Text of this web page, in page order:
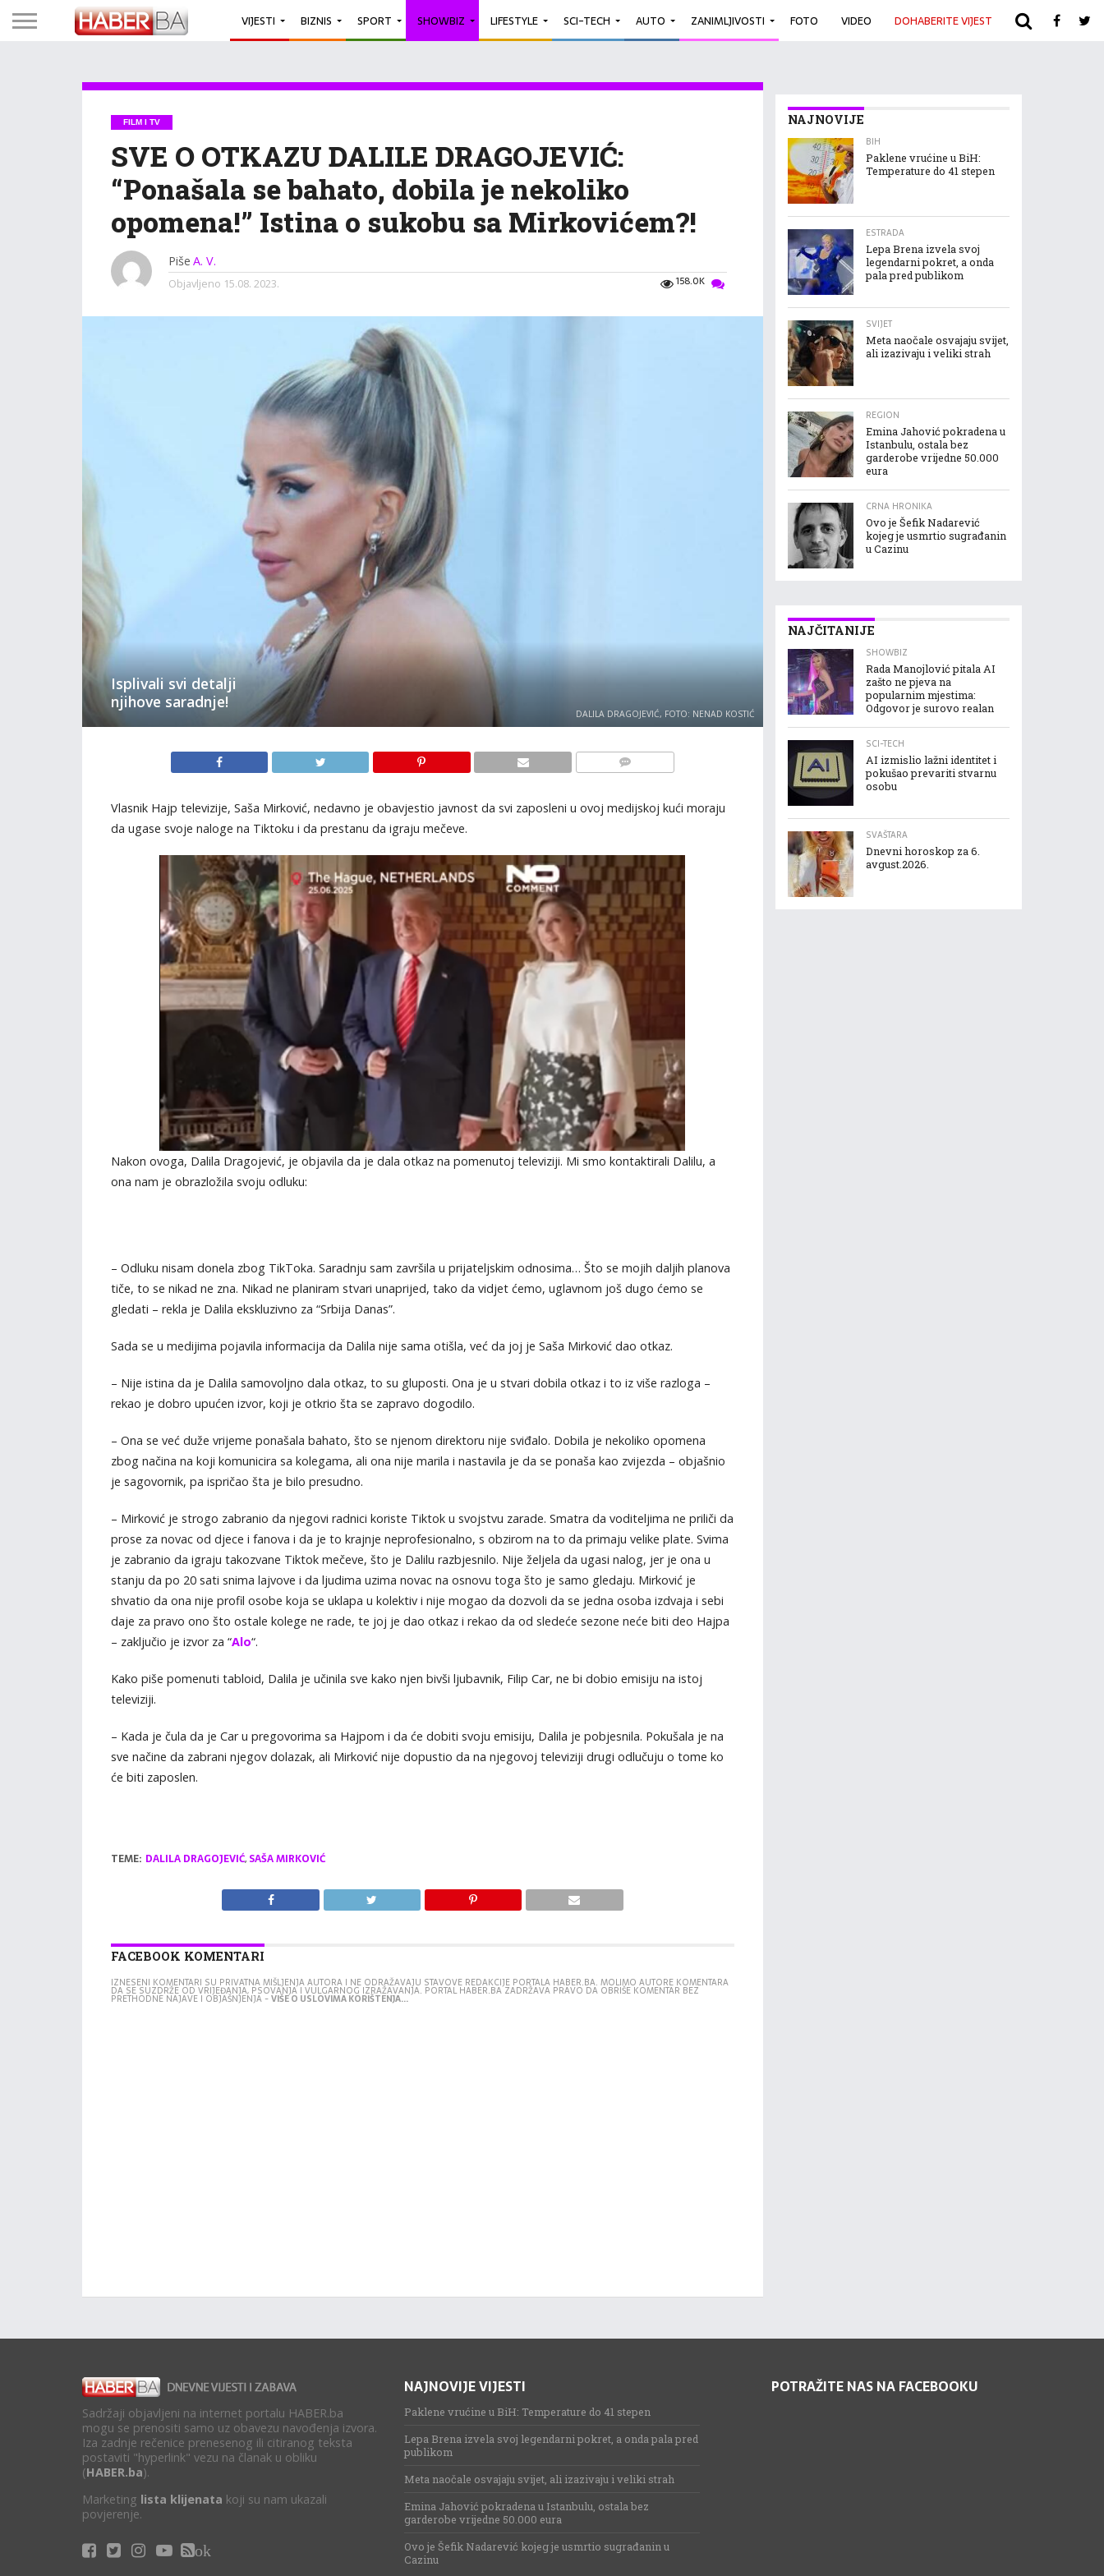
VIJESTI BIZNIS SPORT SHOWBIZ LIFESTYLE SCI-TECH AUTO ZANIMLJIVOSTI FOTO VIDEO DOHABERITE VIJEST ARHIVA
FILM I TV
SVE O OTKAZU DALILE DRAGOJEVIĆ:
“Ponašala se bahato, dobila je nekoliko
opomena!” Istina o sukobu sa Mirkovićem?!
Piše A. V.
158.0K
Objavljeno 15.08. 2023.
Isplivali svi detalji
njihove saradnje!
DALILA DRAGOJEVIĆ, FOTO: NENAD KOSTIĆ
Vlasnik Hajp televizije, Saša Mirković, nedavno je obavjestio javnost da svi zaposleni u ovoj medijskoj kući moraju
da ugase svoje naloge na Tiktoku i da prestanu da igraju mečeve.
Nakon ovoga, Dalila Dragojević, je objavila da je dala otkaz na pomenutoj televiziji. Mi smo kontaktirali Dalilu, a
ona nam je obrazložila svoju odluku:
– Odluku nisam donela zbog TikToka. Saradnju sam završila u prijateljskim odnosima… Što se mojih daljih planova
tiče, to se nikad ne zna. Nikad ne planiram stvari unaprijed, tako da vidjet ćemo, uglavnom još dugo ćemo se
gledati – rekla je Dalila ekskluzivno za “Srbija Danas”.
Sada se u medijima pojavila informacija da Dalila nije sama otišla, već da joj je Saša Mirković dao otkaz.
– Nije istina da je Dalila samovoljno dala otkaz, to su gluposti. Ona je u stvari dobila otkaz i to iz više razloga –
rekao je dobro upućen izvor, koji je otkrio šta se zapravo dogodilo.
– Ona se već duže vrijeme ponašala bahato, što se njenom direktoru nije sviđalo. Dobila je nekoliko opomena
zbog načina na koji komunicira sa kolegama, ali ona nije marila i nastavila je da se ponaša kao zvijezda – objašnio
je sagovornik, pa ispričao šta je bilo presudno.
– Mirković je strogo zabranio da njegovi radnici koriste Tiktok u svojstvu zarade. Smatra da voditeljima ne priliči da
prose za novac od djece i fanova i da je to krajnje neprofesionalno, s obzirom na to da primaju velike plate. Svima
je zabranio da igraju takozvane Tiktok mečeve, što je Dalilu razbjesnilo. Nije željela da ugasi nalog, jer je ona u
stanju da po 20 sati snima lajvove i da ljudima uzima novac na osnovu toga što je samo gledaju. Mirković je
shvatio da ona nije profil osobe koja se uklapa u kolektiv i nije mogao da dozvoli da se jedna osoba izdvaja i sebi
daje za pravo ono što ostale kolege ne rade, te joj je dao otkaz i rekao da od sledeće sezone neće biti deo Hajpa
– zaključio je izvor za “Alo“.
Kako piše pomenuti tabloid, Dalila je učinila sve kako njen bivši ljubavnik, Filip Car, ne bi dobio emisiju na istoj
televiziji.
– Kada je čula da je Car u pregovorima sa Hajpom i da će dobiti svoju emisiju, Dalila je pobjesnila. Pokušala je na
sve načine da zabrani njegov dolazak, ali Mirković nije dopustio da na njegovoj televiziji drugi odlučuju o tome ko
će biti zaposlen.
TEME: DALILA DRAGOJEVIĆ, SAŠA MIRKOVIĆ
FACEBOOK KOMENTARI
IZNESENI KOMENTARI SU PRIVATNA MIŠLJENJA AUTORA I NE ODRAŽAVAJU STAVOVE REDAKCIJE PORTALA HABER.BA. MOLIMO AUTORE KOMENTARA
DA SE SUZDRŽE OD VRIJEĐANJA, PSOVANJA I VULGARNOG IZRAŽAVANJA. PORTAL HABER.BA ZADRŽAVA PRAVO DA OBRIŠE KOMENTAR BEZ
PRETHODNE NAJAVE I OBJAŠNJENJA -VIŠE O USLOVIMA KORIŠTENJA...
NAJNOVIJE
BIH
Paklene vrućine u BiH:
Temperature do 41 stepen
ESTRADA
Lepa Brena izvela svoj
legendarni pokret, a onda
pala pred publikom
SVIJET
Meta naočale osvajaju svijet,
ali izazivaju i veliki strah
REGION
Emina Jahović pokradena u
Istanbulu, ostala bez
garderobe vrijedne 50.000
eura
CRNA HRONIKA
Ovo je Šefik Nadarević
kojeg je usmrtio sugrađanin
u Cazinu
NAJČITANIJE
SHOWBIZ
Rada Manojlović pitala AI
zašto ne pjeva na
popularnim mjestima:
Odgovor je surovo realan
SCI-TECH
AI izmislio lažni identitet i
pokušao prevariti stvarnu
osobu
SVAŠTARA
Dnevni horoskop za 6.
avgust.2026.
Sadržaji objavljeni na internet portalu HABER.ba
mogu se prenositi samo uz obavezu navođenja izvora.
Iza zadnje rečenice prenesenog ili citiranog teksta
postaviti "hyperlink" vezu na članak u obliku
(HABER.ba).
Marketing lista klijenata koji su nam ukazali
povjerenje.
ok
NAJNOVIJE VIJESTI
Paklene vrućine u BiH: Temperature do 41 stepen
Lepa Brena izvela svoj legendarni pokret, a onda pala pred
publikom
Meta naočale osvajaju svijet, ali izazivaju i veliki strah
Emina Jahović pokradena u Istanbulu, ostala bez
garderobe vrijedne 50.000 eura
Ovo je Šefik Nadarević kojeg je usmrtio sugrađanin u
Cazinu
POTRAŽITE NAS NA FACEBOOKU